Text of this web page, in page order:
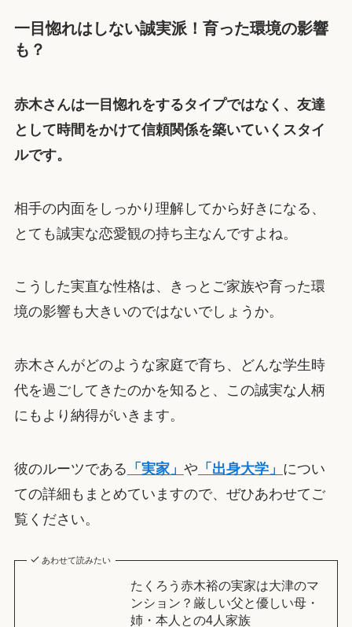
一目惚れはしない誠実派！育った環境の影響
も？
赤木さんは一目惚れをするタイプではなく、友達
として時間をかけて信頼関係を築いていくスタイ
ルです。
相手の内面をしっかり理解してから好きになる、
とても誠実な恋愛観の持ち主なんですよね。
こうした実直な性格は、きっとご家族や育った環
境の影響も大きいのではないでしょうか。
赤木さんがどのような家庭で育ち、どんな学生時
代を過ごしてきたのかを知ると、この誠実な人柄
にもより納得がいきます。
彼のルーツである 「実家」 や 「出身大学」 につい
ての詳細もまとめていますので、ぜひあわせてご
覧ください。
あわせて読みたい
たくろう赤木裕の実家は大津のマ
ンション？厳しい父と優しい母・
姉・本人との4人家族